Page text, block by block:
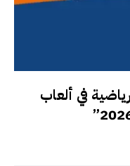
رياضيا ورياضية في ألعاب